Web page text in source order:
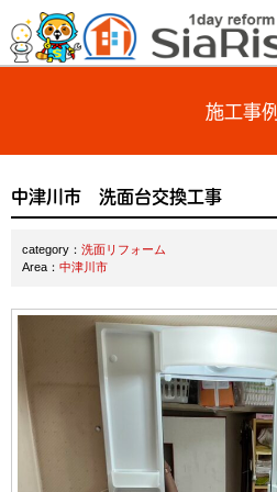
施工事例
中津川市 洗面台交換工事
category： 洗面リフォーム
Area： 中津川市